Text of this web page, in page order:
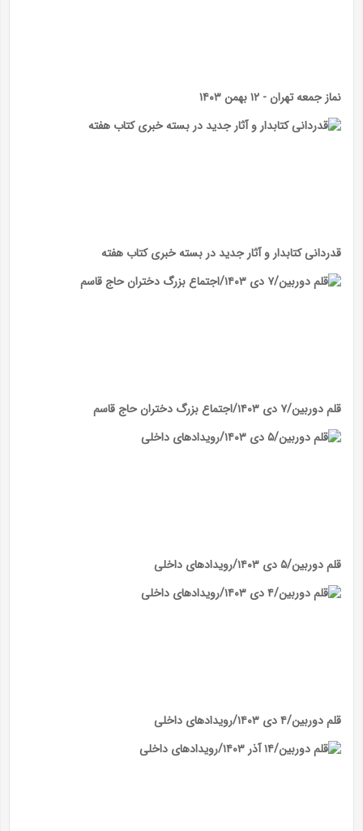
نماز جمعه تهران - ۱۲ بهمن ۱۴۰۳
قدردانی کتابدار و آثار جدید در بسته خبری کتاب هفته
قلم دوربین/۷ دی ۱۴۰۳/اجتماع بزرگ دختران حاج قاسم
قلم دوربین/۵ دی ۱۴۰۳/رویداد‌های داخلی
قلم دوربین/۴ دی ۱۴۰۳/رویداد‌های داخلی